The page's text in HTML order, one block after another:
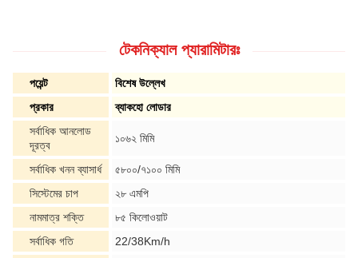
টেকনিক্যাল প্যারামিটারঃ
পয়েন্ট
বিশেষ উল্লেখ
প্রকার
ব্যাকহো লোডার
সর্বাধিক আনলোড
দূরত্ব
১০৬২ মিমি
সর্বাধিক খনন ব্যাসার্ধ
৫৮০০/৭১০০ মিমি
সিস্টেমের চাপ
২৮ এমপি
নামমাত্র শক্তি
৮৫ কিলোওয়াট
সর্বাধিক গতি
22/38Km/h